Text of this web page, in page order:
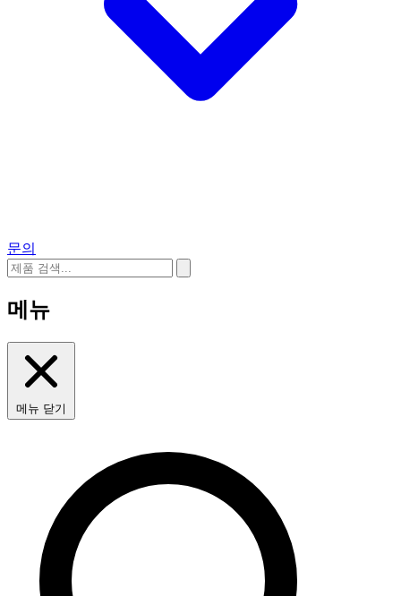
문의
메뉴
메뉴 닫기